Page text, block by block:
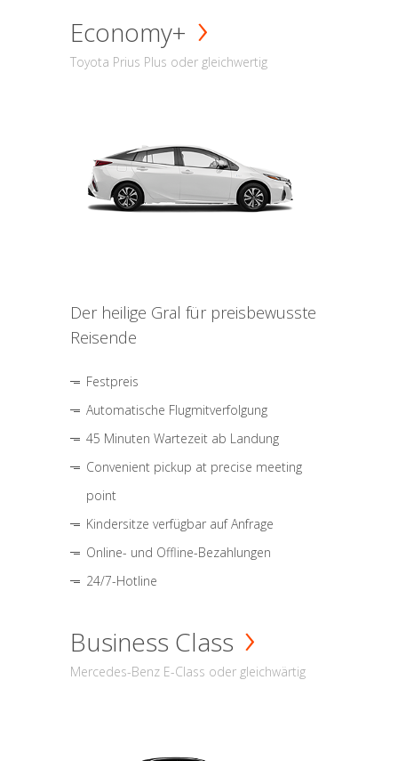
Economy+
Toyota Prius Plus oder gleichwertig
Der heilige Gral für preisbewusste
Reisende
Festpreis
Automatische Flugmitverfolgung
45 Minuten Wartezeit ab Landung
Convenient pickup at precise meeting
point
Kindersitze verfügbar auf Anfrage
Online- und Offline-Bezahlungen
24/7-Hotline
Business Class
Mercedes-Benz E-Class oder gleichwärtig